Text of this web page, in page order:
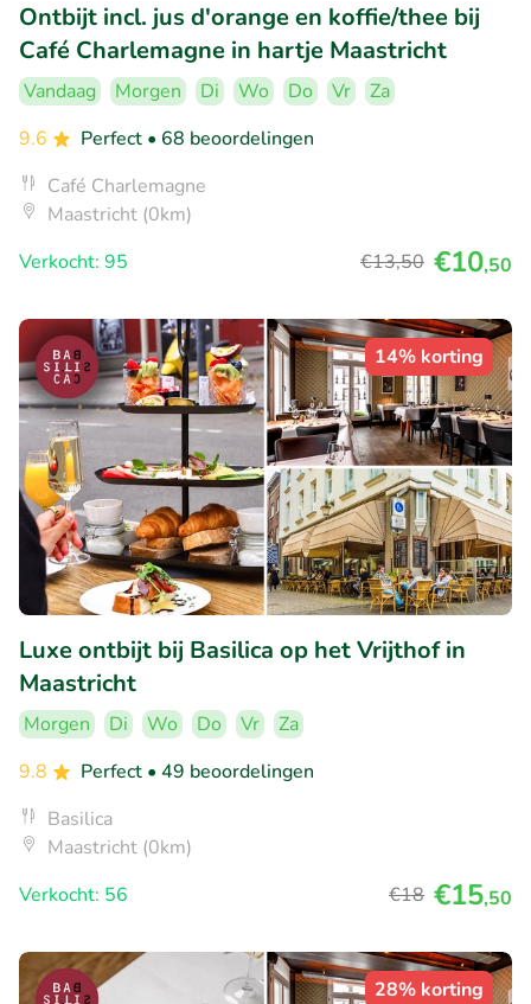
Ontbijt incl. jus d'orange en koffie/thee bij
Café Charlemagne in hartje Maastricht
Vandaag Morgen Di Wo Do Vr
Za
9.6
Perfect • 68 beoordelingen
Café Charlemagne
Maastricht (0km)
Verkocht: 95
€13,50 €10,50
14% korting
Luxe ontbijt bij Basilica op het Vrijthof in
Maastricht
Morgen Di Wo Do Vr
Za
9.8
Perfect • 49 beoordelingen
Basilica
Maastricht (0km)
Verkocht: 56
€18 €15,50
28% korting